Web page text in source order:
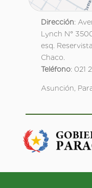
Dirección:
Lynch N°
esq.
Chaco.
Teléfono: 021
Asunción,